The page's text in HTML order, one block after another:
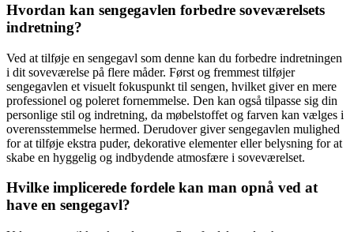
Hvordan kan sengegavlen forbedre soveværelsets
indretning?
Ved at tilføje en sengegavl som denne kan du forbedre indretningen
i dit soveværelse på flere måder. Først og fremmest tilføjer
sengegavlen et visuelt fokuspunkt til sengen, hvilket giver en mere
professionel og poleret fornemmelse. Den kan også tilpasse sig din
personlige stil og indretning, da møbelstoffet og farven kan vælges i
overensstemmelse hermed. Derudover giver sengegavlen mulighed
for at tilføje ekstra puder, dekorative elementer eller belysning for at
skabe en hyggelig og indbydende atmosfære i soveværelset.
Hvilke implicerede fordele kan man opnå ved at
have en sengegavl?